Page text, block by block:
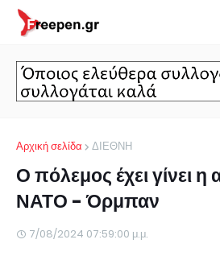
Αρχική σελίδα ΔΙΕΘΝΗ
Ο πόλεμος έχει γίνει η
ΝΑΤΟ - Όρμπαν
7/08/2024 07:59:00 μ.μ.